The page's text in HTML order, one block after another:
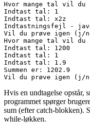
Hvor mange tal vil du
Indtast tal: 1
Indtastningsfejl -
Vil du prøve igen (j/
Hvor mange tal vil du
Indtast tal: 1200
Indtast tal: 1
Indtast tal: 1.9
Summen er: 1202.9
Vil du prøve igen (j/
Hvis en undtagelse opstår,
programmet spørger
sum (efter catch-blokken).
while-løkken.